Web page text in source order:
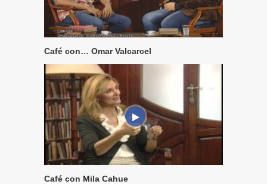
Café con… Omar Valcarcel
Café con Mila Cahue